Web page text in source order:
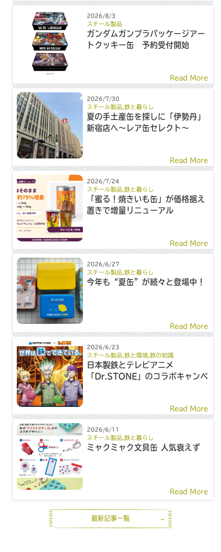
2026/8/3
スチール製品
ガンダムガンプラパッケージアー
トクッキー缶 予約受付開始
Read More
2026/7/30
スチール製品 ,鉄と暮らし
夏の手土産缶を探しに「伊勢丹」
新宿店へ～レア缶セレクト～
Read More
2026/7/24
スチール製品,鉄と暮らし
「蜜る！焼きいも缶」が価格据え
置きで増量リニューアル
Read More
2026/6/27
スチール製品 ,鉄と暮らし
今年も“夏缶”が続々と登場中！
Read More
2026/6/23
スチール製品 ,鉄と環境 ,鉄の知識
日本製鉄とテレビアニメ
「Dr.STONE」のコラボキャンペ
Read More
2026/6/11
スチール製品,鉄と暮らし
ミャクミャク文具缶 人気衰えず
Read More
最新記事一覧